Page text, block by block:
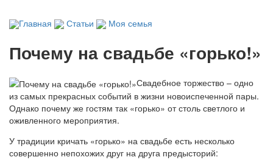
Главная Статьи Моя семья
Почему на свадьбе «горько!»
Свадебное торжество – одно
из самых прекрасных событий в жизни новоиспеченной пары.
Однако почему же гостям так «горько» от столь светлого и
оживленного мероприятия.
У традиции кричать «горько» на свадьбе есть несколько
совершенно непохожих друг на друга предысторий: